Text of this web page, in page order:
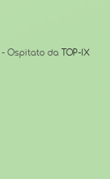
- Ospitato da TOP-IX